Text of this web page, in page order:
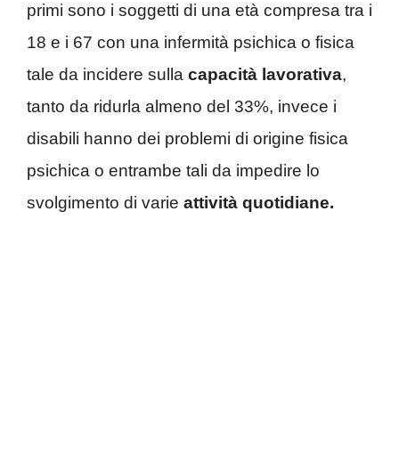
primi sono i soggetti di una età compresa tra i
18 e i 67 con una infermità psichica o fisica
tale da incidere sulla capacità lavorativa,
tanto da ridurla almeno del 33%, invece i
disabili hanno dei problemi di origine fisica
psichica o entrambe tali da impedire lo
svolgimento di varie attività quotidiane.